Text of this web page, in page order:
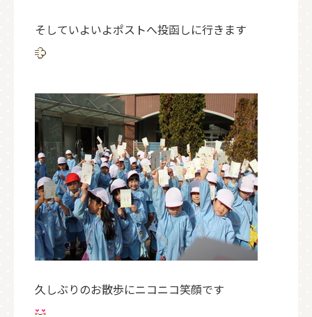
そしていよいよポストへ投函しに行きます
久しぶりのお散歩にニコニコ笑顔です